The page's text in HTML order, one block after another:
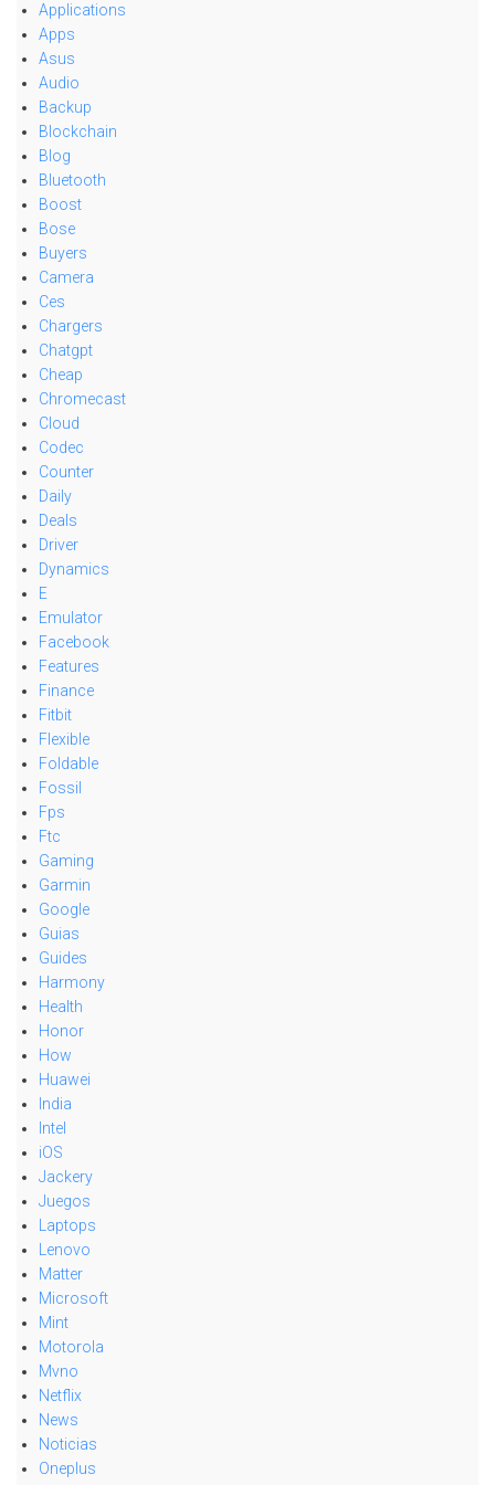
Applications
Apps
Asus
Audio
Backup
Blockchain
Blog
Bluetooth
Boost
Bose
Buyers
Camera
Ces
Chargers
Chatgpt
Cheap
Chromecast
Cloud
Codec
Counter
Daily
Deals
Driver
Dynamics
E
Emulator
Facebook
Features
Finance
Fitbit
Flexible
Foldable
Fossil
Fps
Ftc
Gaming
Garmin
Google
Guias
Guides
Harmony
Health
Honor
How
Huawei
India
Intel
iOS
Jackery
Juegos
Laptops
Lenovo
Matter
Microsoft
Mint
Motorola
Mvno
Netflix
News
Noticias
Oneplus